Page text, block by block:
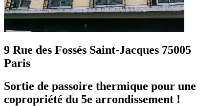
9 Rue des Fossés Saint-Jacques 75005
Paris
Sortie de passoire thermique pour une
copropriété du 5e arrondissement !